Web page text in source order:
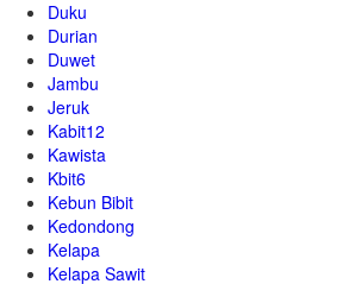
Duku
Durian
Duwet
Jambu
Jeruk
Kabit12
Kawista
Kbit6
Kebun Bibit
Kedondong
Kelapa
Kelapa Sawit